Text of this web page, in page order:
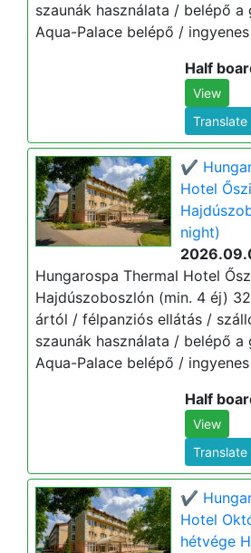
szaunák használata / belépő
Aqua-Palace belépő /
Half
View
✔️
Hotel
night)
Hungarospa Thermal Hotel
Hajdúszoboszlón (min. 4 éj)
ártól / félpanziós ellátás /
szaunák használata / belépő
Aqua-Palace belépő /
Half
View
✔️
Hotel
hétvége